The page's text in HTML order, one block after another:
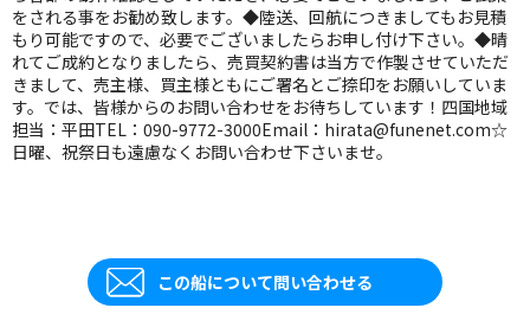
をされる事をお勧め致します。◆陸送、回航につきましてもお見積
もり可能ですので、必要でございましたらお申し付け下さい。◆晴
れてご成約となりましたら、売買契約書は当方で作製させていただ
きまして、売主様、買主様ともにご署名とご捺印をお願いしていま
す。では、皆様からのお問い合わせをお待ちしています！四国地域
担当：平田TEL：090-9772-3000Email：hirata@funenet.com☆
日曜、祝祭日も遠慮なくお問い合わせ下さいませ。
この船について問い合わせる